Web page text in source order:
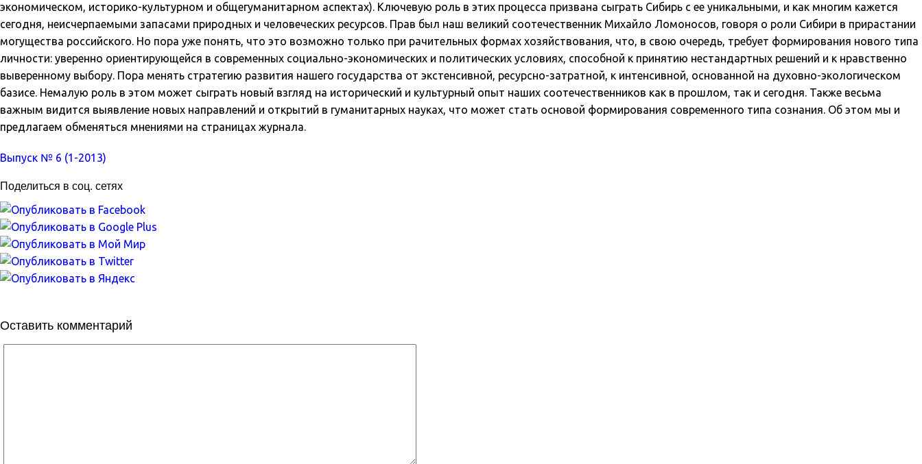
экономическом, историко-культурном и общегуманитарном аспектах). Ключевую роль в этих процесса призвана сыграть Сибирь с ее уникальными, и как многим кажется
сегодня, неисчерпаемыми запасами природных и человеческих ресурсов. Прав был наш великий соотечественник Михайло Ломоносов, говоря о роли Сибири в прирастании
могущества российского. Но пора уже понять, что это возможно только при рачительных формах хозяйствования, что, в свою очередь, требует формирования нового типа
личности: уверенно ориентирующейся в современных социально-экономических и политических условиях, способной к принятию нестандартных решений и к нравственно
выверенному выбору. Пора менять стратегию развития нашего государства от экстенсивной, ресурсно-затратной, к интенсивной, основанной на духовно-экологическом
базисе. Немалую роль в этом может сыграть новый взгляд на исторический и культурный опыт наших соотечественников как в прошлом, так и сегодня. Также весьма
важным видится выявление новых направлений и открытий в гуманитарных науках, что может стать основой формирования современного типа сознания. Об этом мы и
предлагаем обменяться мнениями на страницах журнала.
Выпуск № 6 (1-2013)
Поделиться в соц. сетях
Оставить комментарий